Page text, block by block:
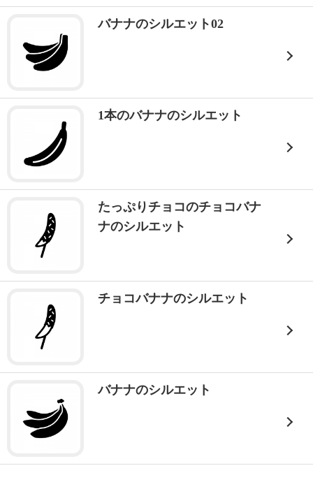
バナナのシルエット02
1本のバナナのシルエット
たっぷりチョコのチョコバナ
ナのシルエット
チョコバナナのシルエット
バナナのシルエット